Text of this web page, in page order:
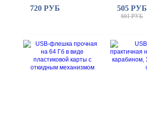
720 РУБ 505 РУБ
601 РУБ